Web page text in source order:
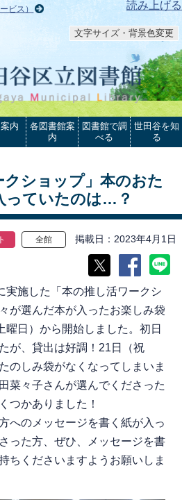
読み上げる
ビス）
文字サイズ・背景色変更
内
各図書館案
内
図書館で調
べる
世田谷を知
る
クショップ」本のおた
っていたのは…？
全館 掲載日 2023年4月1日
施した「本の推し活ワークシ
が選んだ本が入ったお楽しみ袋
曜日）から開始しました。初日
が、貸出は好調！21日（祝
のしみ袋がなくなってしまいま
菜々子さんが選んでくださった
つかありました！
へのメッセージを書く紙が入っ
った方、ぜひ、メッセージを書
ちくださいますようお願いしま